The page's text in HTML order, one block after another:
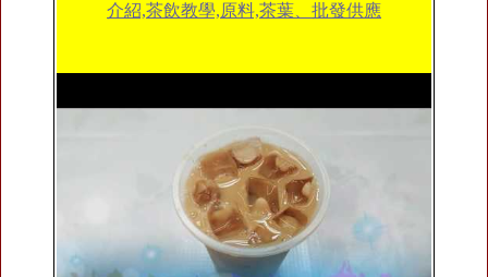
介紹,茶飲教學,原料,茶葉、批發供應